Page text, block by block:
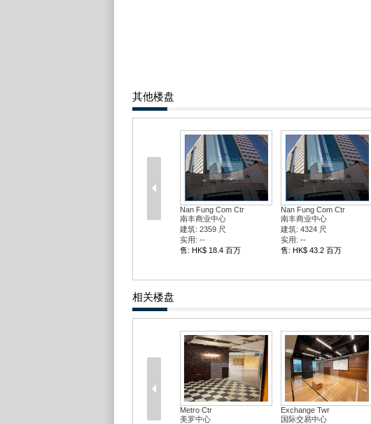
其他楼盘
Nan Fung Com Ctr
南丰商业中心
建筑: 2359 尺
实用: --
售: HK$ 18.4 百万
Nan Fung Com Ctr
南丰商业中心
建筑: 4324 尺
实用: --
售: HK$ 43.2 百万
相关楼盘
Metro Ctr
美罗中心
Exchange Twr
国际交易中心